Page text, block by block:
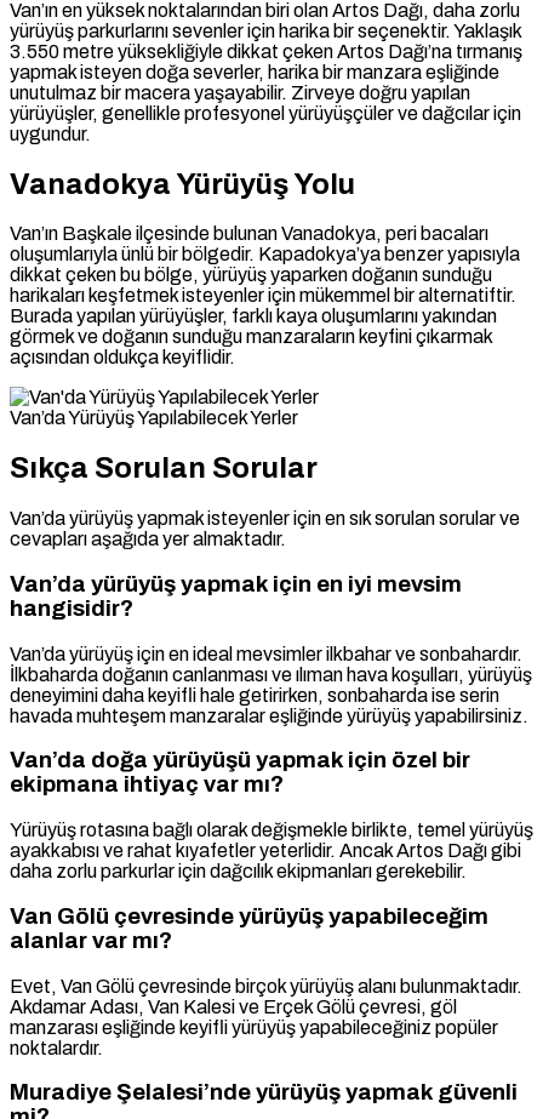
Van’ın en yüksek noktalarından biri olan Artos Dağı, daha zorlu
yürüyüş parkurlarını sevenler için harika bir seçenektir. Yaklaşık
3.550 metre yüksekliğiyle dikkat çeken Artos Dağı’na tırmanış
yapmak isteyen doğa severler, harika bir manzara eşliğinde
unutulmaz bir macera yaşayabilir. Zirveye doğru yapılan
yürüyüşler, genellikle profesyonel yürüyüşçüler ve dağcılar için
uygundur.
Vanadokya Yürüyüş Yolu
Van’ın Başkale ilçesinde bulunan Vanadokya, peri bacaları
oluşumlarıyla ünlü bir bölgedir. Kapadokya’ya benzer yapısıyla
dikkat çeken bu bölge, yürüyüş yaparken doğanın sunduğu
harikaları keşfetmek isteyenler için mükemmel bir alternatiftir.
Burada yapılan yürüyüşler, farklı kaya oluşumlarını yakından
görmek ve doğanın sunduğu manzaraların keyfini çıkarmak
açısından oldukça keyiflidir.
Van’da Yürüyüş Yapılabilecek Yerler
Sıkça Sorulan Sorular
Van’da yürüyüş yapmak isteyenler için en sık sorulan sorular ve
cevapları aşağıda yer almaktadır.
Van’da yürüyüş yapmak için en iyi mevsim
hangisidir?
Van’da yürüyüş için en ideal mevsimler ilkbahar ve sonbahardır.
İlkbaharda doğanın canlanması ve ılıman hava koşulları, yürüyüş
deneyimini daha keyifli hale getirirken, sonbaharda ise serin
havada muhteşem manzaralar eşliğinde yürüyüş yapabilirsiniz.
Van’da doğa yürüyüşü yapmak için özel bir
ekipmana ihtiyaç var mı?
Yürüyüş rotasına bağlı olarak değişmekle birlikte, temel yürüyüş
ayakkabısı ve rahat kıyafetler yeterlidir. Ancak Artos Dağı gibi
daha zorlu parkurlar için dağcılık ekipmanları gerekebilir.
Van Gölü çevresinde yürüyüş yapabileceğim
alanlar var mı?
Evet, Van Gölü çevresinde birçok yürüyüş alanı bulunmaktadır.
Akdamar Adası, Van Kalesi ve Erçek Gölü çevresi, göl
manzarası eşliğinde keyifli yürüyüş yapabileceğiniz popüler
noktalardır.
Muradiye Şelalesi’nde yürüyüş yapmak güvenli